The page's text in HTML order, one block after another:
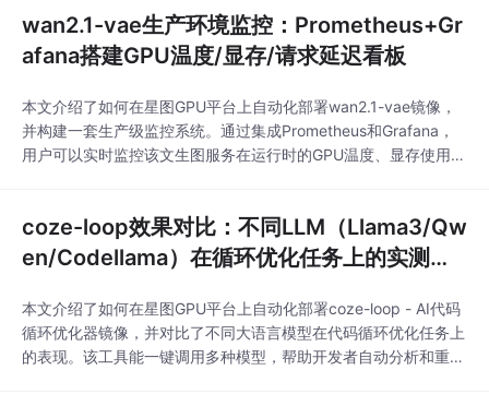
丝们惊觉原来仙女冰也会因为休息不好变成水肿星人！然鹅，范冰
冰并没有因为脸部浮肿或者被叫做范小胖不开心，反而“
wan2.1-vae生产环境监控：Prometheus+Gr
afana搭建GPU温度/显存/请求延迟看板
本文介绍了如何在星图GPU平台上自动化部署wan2.1-vae镜像，
并构建一套生产级监控系统。通过集成Prometheus和Grafana，
用户可以实时监控该文生图服务在运行时的GPU温度、显存使用率
coze-loop效果对比：不同LLM（Llama3/Qw
en/Codellama）在循环优化任务上的实测排
本文介绍了如何在星图GPU平台上自动化部署coze-loop - AI代码
循环优化器镜像，并对比了不同大语言模型在代码循环优化任务上
的表现。该工具能一键调用多种模型，帮助开发者自动分析和重构